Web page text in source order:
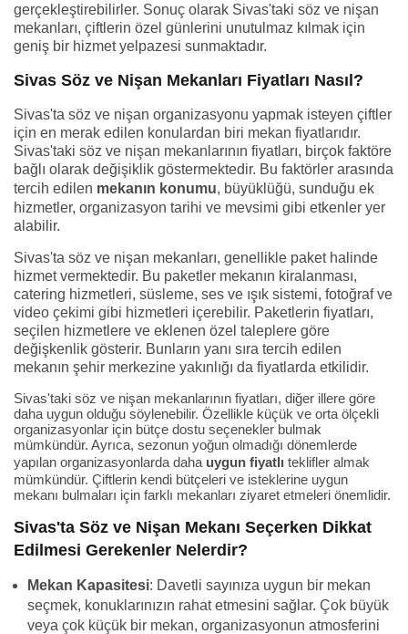
gerçekleştirebilirler. Sonuç olarak Sivas'taki söz ve nişan
mekanları, çiftlerin özel günlerini unutulmaz kılmak için
geniş bir hizmet yelpazesi sunmaktadır.
Sivas Söz ve Nişan Mekanları Fiyatları Nasıl?
Sivas'ta söz ve nişan organizasyonu yapmak isteyen çiftler
için en merak edilen konulardan biri mekan fiyatlarıdır.
Sivas'taki söz ve nişan mekanlarının fiyatları, birçok faktöre
bağlı olarak değişiklik göstermektedir. Bu faktörler arasında
tercih edilen mekanın konumu, büyüklüğü, sunduğu ek
hizmetler, organizasyon tarihi ve mevsimi gibi etkenler yer
alabilir.
Sivas'ta söz ve nişan mekanları, genellikle paket halinde
hizmet vermektedir. Bu paketler mekanın kiralanması,
catering hizmetleri, süsleme, ses ve ışık sistemi, fotoğraf ve
video çekimi gibi hizmetleri içerebilir. Paketlerin fiyatları,
seçilen hizmetlere ve eklenen özel taleplere göre
değişkenlik gösterir. Bunların yanı sıra tercih edilen
mekanın şehir merkezine yakınlığı da fiyatlarda etkilidir.
Sivas'taki söz ve nişan mekanlarının fiyatları, diğer illere göre
daha uygun olduğu söylenebilir. Özellikle küçük ve orta ölçekli
organizasyonlar için bütçe dostu seçenekler bulmak
mümkündür. Ayrıca, sezonun yoğun olmadığı dönemlerde
yapılan organizasyonlarda daha uygun fiyatlı teklifler almak
mümkündür. Çiftlerin kendi bütçeleri ve isteklerine uygun
mekanı bulmaları için farklı mekanları ziyaret etmeleri önemlidir.
Sivas'ta Söz ve Nişan Mekanı Seçerken Dikkat
Edilmesi Gerekenler Nelerdir?
Mekan Kapasitesi: Davetli sayınıza uygun bir mekan
seçmek, konuklarınızın rahat etmesini sağlar. Çok büyük
veya çok küçük bir mekan, organizasyonun atmosferini